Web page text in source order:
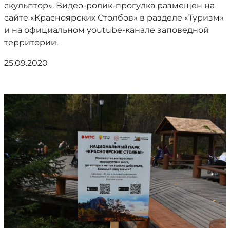
скульптор». Видео-ролик-прогулка размещен на
сайте «Красноярских Столбов» в разделе «Туризм»
и на официальном youtube-канале заповедной
территории.
25.09.2020